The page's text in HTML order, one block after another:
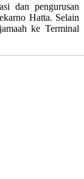
dan pengurusan
Hatta. Selain
ke Terminal